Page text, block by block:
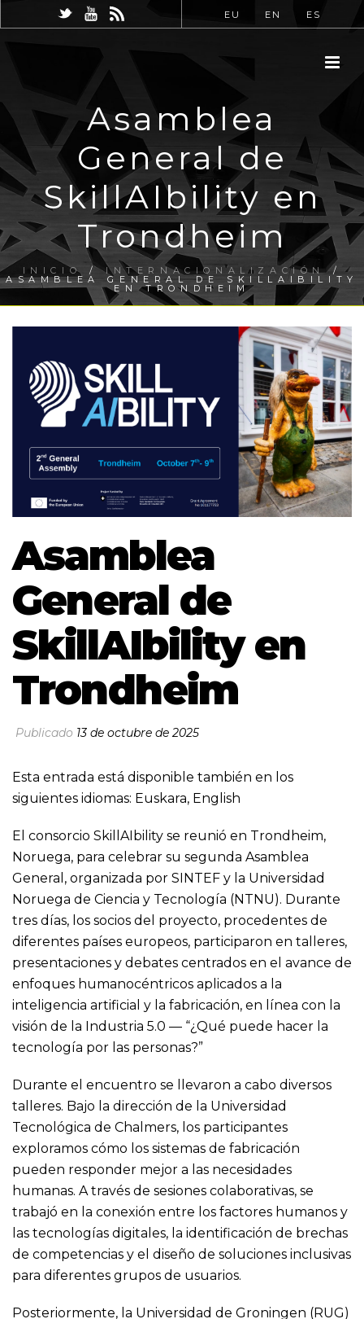
EU EN ES
Asamblea
General de
SkillAIbility en
Trondheim
INICIO /INTERNACIONALIZACIÓN/
ASAMBLEA GENERAL DE SKILLAIBILITY
EN TRONDHEIM
Asamblea
General de
SkillAIbility en
Trondheim
Publicado 13 de octubre de 2025
Esta entrada está disponible también en los
siguientes idiomas: Euskara, English
El consorcio SkillAIbility se reunió en Trondheim,
Noruega, para celebrar su segunda Asamblea
General, organizada por SINTEF y la Universidad
Noruega de Ciencia y Tecnología (NTNU). Durante
tres días, los socios del proyecto, procedentes de
diferentes países europeos, participaron en talleres,
presentaciones y debates centrados en el avance de
enfoques humanocéntricos aplicados a la
inteligencia artificial y la fabricación, en línea con la
visión de la Industria 5.0 — “¿Qué puede hacer la
tecnología por las personas?”
Durante el encuentro se llevaron a cabo diversos
talleres. Bajo la dirección de la Universidad
Tecnológica de Chalmers, los participantes
exploramos cómo los sistemas de fabricación
pueden responder mejor a las necesidades
humanas. A través de sesiones colaborativas, se
trabajó en la conexión entre los factores humanos y
las tecnologías digitales, la identificación de brechas
de competencias y el diseño de soluciones inclusivas
para diferentes grupos de usuarios.
Posteriormente, la Universidad de Groningen (RUG)